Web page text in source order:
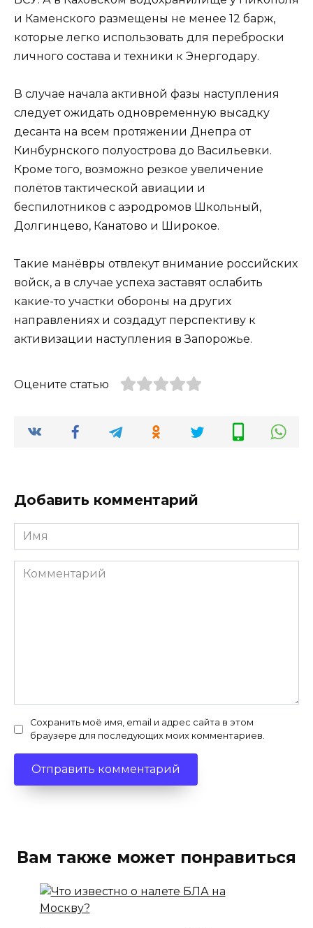
и Каменского размещены не менее 12 барж,
которые легко использовать для переброски
личного состава и техники к Энергодару.
В случае начала активной фазы наступления
следует ожидать одновременную высадку
десанта на всем протяжении Днепра от
Кинбурнского полуострова до Васильевки.
Кроме того, возможно резкое увеличение
полётов тактической авиации и
беспилотников с аэродромов Школьный,
Долгинцево, Канатово и Широкое.
Такие манёвры отвлекут внимание российских
войск, а в случае успеха заставят ослабить
какие-то участки обороны на других
направлениях и создадут перспективу к
активизации наступления в Запорожье.
Оцените статью
Добавить комментарий
Имя
*
Комментарий
Сохранить моё имя, email и адрес сайта в этом
браузере для последующих моих комментариев.
Вам также может понравиться